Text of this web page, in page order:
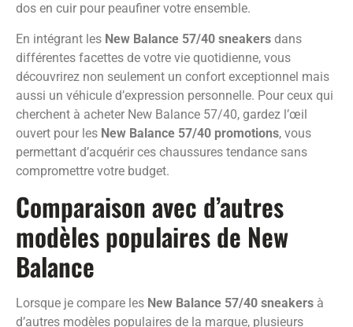
dos en cuir pour peaufiner votre ensemble.
En intégrant les New Balance 57/40 sneakers dans
différentes facettes de votre vie quotidienne, vous
découvrirez non seulement un confort exceptionnel mais
aussi un véhicule d’expression personnelle. Pour ceux qui
cherchent à acheter New Balance 57/40, gardez l’œil
ouvert pour les New Balance 57/40 promotions, vous
permettant d’acquérir ces chaussures tendance sans
compromettre votre budget.
Comparaison avec d’autres
modèles populaires de New
Balance
Lorsque je compare les New Balance 57/40 sneakers à
d’autres modèles populaires de la marque, plusieurs